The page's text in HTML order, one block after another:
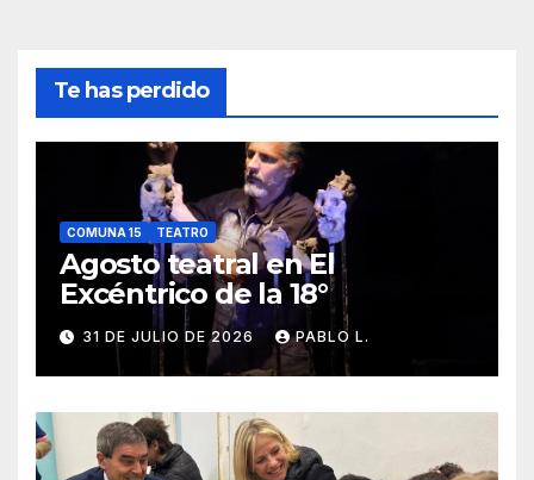
Te has perdido
COMUNA 15 TEATRO
Agosto teatral en El
Excéntrico de la 18°
31 DE JULIO DE 2026 PABLO L.